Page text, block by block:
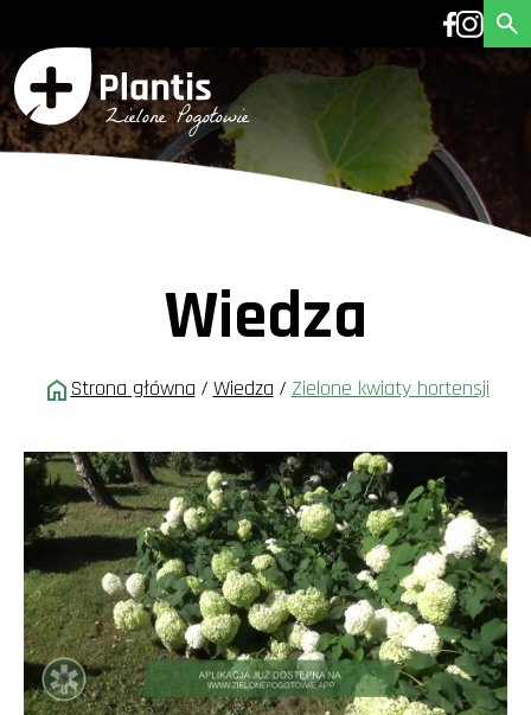
Wiedza
Strona główna / Wiedza / Zielone kwiaty hortensji